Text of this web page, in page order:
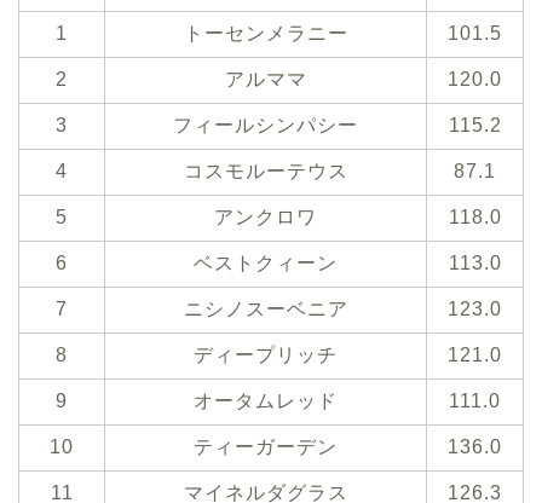
1 トーセンメラニー 101.5
2 アルママ 120.0
3 フィールシンパシー 115.2
4 コスモルーテウス 87.1
5 アンクロワ 118.0
6 ベストクィーン 113.0
7 ニシノスーベニア 123.0
8 ディープリッチ 121.0
9 オータムレッド 111.0
10 ティーガーデン 136.0
11 マイネルダグラス 126.3